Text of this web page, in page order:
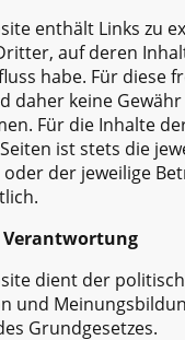
enthält Links zu
auf deren
habe. Für diese
daher keine Gewähr
Für die Inhalte
ist stets die
der jeweilige
Verantwortung
dient der
und
Grundgesetzes.